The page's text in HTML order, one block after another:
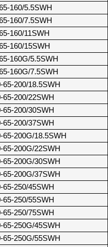
160/5.5SWH
160/7.5SWH
160/11SWH
160/15SWH
160G/5.5SWH
160G/7.5SWH
65-200/18.5SWH
65-200/22SWH
65-200/30SWH
65-200/37SWH
65-200G/18.5SWH
65-200G/22SWH
65-200G/30SWH
65-200G/37SWH
65-250/45SWH
65-250/55SWH
65-250/75SWH
65-250G/45SWH
65-250G/55SWH